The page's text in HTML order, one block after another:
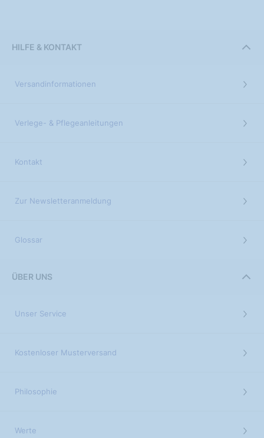
HILFE & KONTAKT
Versandinformationen
Verlege- & Pflegeanleitungen
Kontakt
Zur Newsletteranmeldung
Glossar
ÜBER UNS
Unser Service
Kostenloser Musterversand
Philosophie
Werte